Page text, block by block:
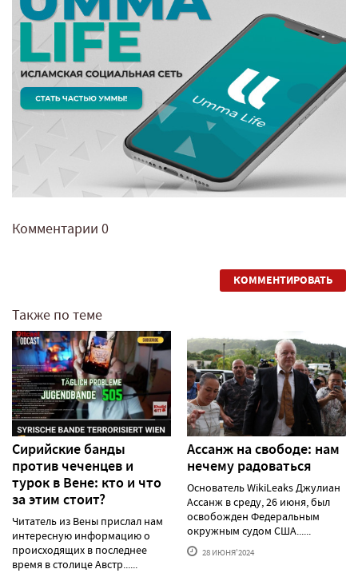
Комментарии 0
КОММЕНТИРОВАТЬ
Также по теме
Сирийские банды
против чеченцев и
турок в Вене: кто и что
за этим стоит?
Читатель из Вены прислал нам
интересную информацию о
происходящих в последнее
время в столице Австр......
Ассанж на свободе: нам
нечему радоваться
Основатель WikiLeaks Джулиан
Ассанж в среду, 26 июня, был
освобожден Федеральным
окружным судом США......
28 ИЮНЯ'2024